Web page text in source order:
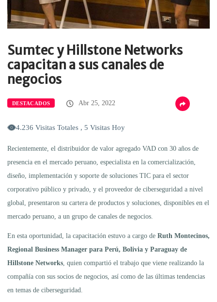
Sumtec y Hillstone Networks
capacitan a sus canales de
negocios
DESTACADOS Abr 25, 2022
4.236 Visitas Totales , 5 Visitas Hoy
Recientemente, el distribuidor de valor agregado VAD con 30 años de
presencia en el mercado peruano, especialista en la comercialización,
diseño, implementación y soporte de soluciones TIC para el sector
corporativo público y privado, y el proveedor de ciberseguridad a nivel
global, presentaron su cartera de productos y soluciones, disponibles en el
mercado peruano, a un grupo de canales de negocios.
En esta oportunidad, la capacitación estuvo a cargo de Ruth Montecinos,
Regional Business Manager para Perú, Bolivia y Paraguay de
Hillstone Networks , quien compartió el trabajo que viene realizando la
compañía con sus socios de negocios, así como de las últimas tendencias
en temas de ciberseguridad.